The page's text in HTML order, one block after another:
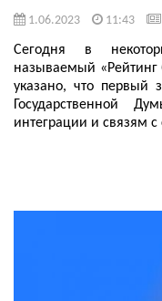
1.06.2023 11:43
Сегодня в
называемый «Рейтинг
указано, что первый
Государственной
интеграции и связям